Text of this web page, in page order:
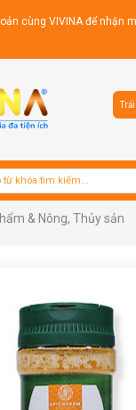
cùng VIVINA để nhận
& Nông, Thủy sản